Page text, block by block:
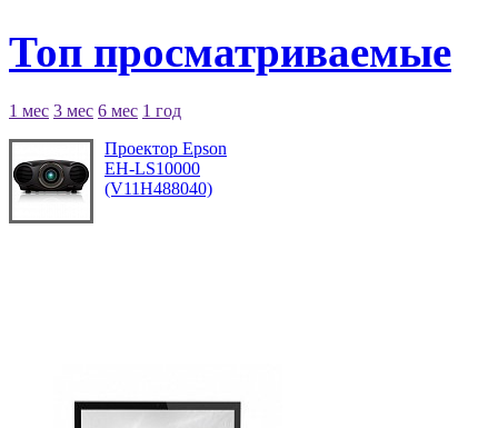
Топ просматриваемые
1 мес 3 мес 6 мес 1 год
Проектор Epson
EH-LS10000
(V11H488040)